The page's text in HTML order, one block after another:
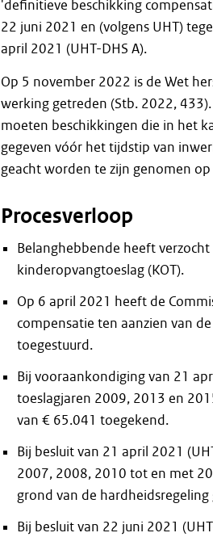
'definitieve beschikking
22 juni 2021 en (volgens UHT)
april 2021 (UHT-DHS A).
Op 5 november 2022 is de Wet
werking getreden (Stb. 2022,
moeten beschikkingen die in het
gegeven vóór het tijdstip van
geacht worden te zijn genomen
Procesverloop
Belanghebbende heeft
kinderopvangtoeslag (KOT).
Op 6 april 2021 heeft de
compensatie ten aanzien van
toegestuurd.
Bij vooraankondiging van 21
toeslagjaren 2009, 2013 en
van € 65.041 toegekend.
Bij besluit van 21 april 2021
2007, 2008, 2010 tot en met
grond van de hardheidsregeling
Bij besluit van 22 juni 2021